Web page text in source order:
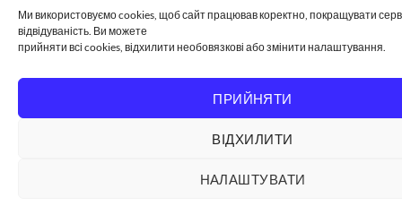
Ми використовуємо cookies, щоб сайт працював коректно, покращувати
відвідуваність. Ви можете
прийняти всі cookies, відхилити необовязкові або змінити налаштування.
ПРИЙНЯТИ
ВІДХИЛИТИ
НАЛАШТУВАТИ